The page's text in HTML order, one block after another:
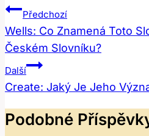
Navigace
Pro
Příspěvek
Předchozí
Wells: Co Znamená Toto
Českém Slovníku?
Další
Create: Jaký Je Jeho
Podobné